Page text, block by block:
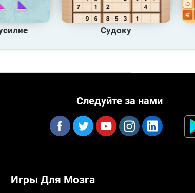
Судоку
Следуйте за нами
Игры Для Мозга